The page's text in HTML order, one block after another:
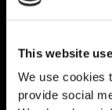
This website
We use cookies
provide social